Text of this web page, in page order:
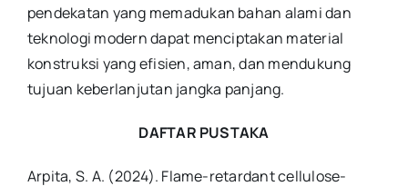
pendekatan yang memadukan bahan alami dan
teknologi modern dapat menciptakan material
konstruksi yang efisien, aman, dan mendukung
tujuan keberlanjutan jangka panjang.
DAFTAR PUSTAKA
Arpita, S. A. (2024). Flame-retardant cellulose-